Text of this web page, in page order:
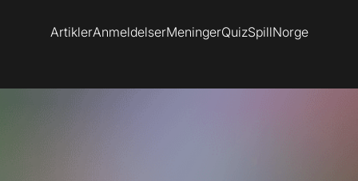
ArtiklerAnmeldelserMeningerQuizSpillNorge